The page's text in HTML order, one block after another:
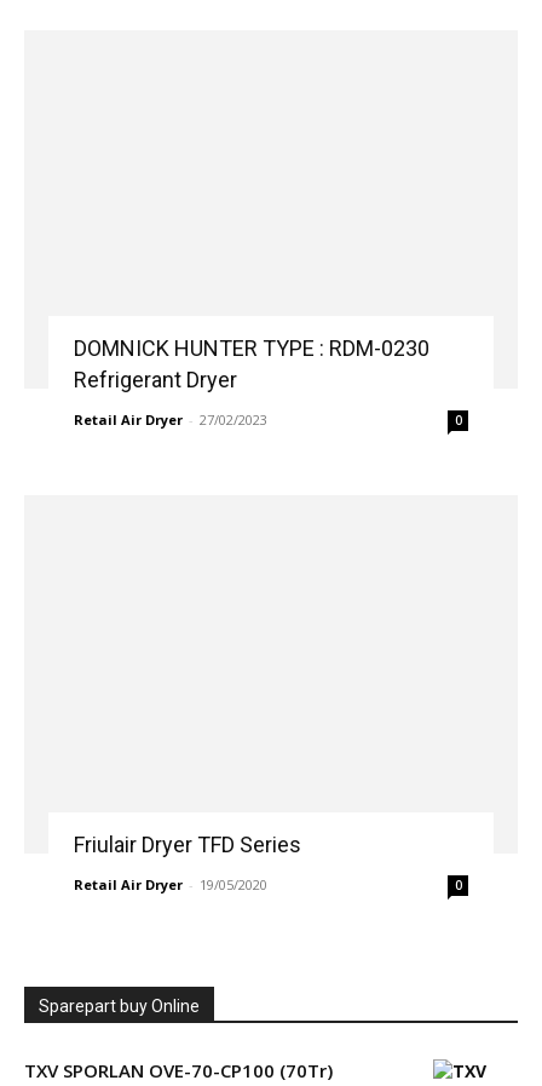
DOMNICK HUNTER TYPE : RDM-0230
Refrigerant Dryer
Retail Air Dryer - 27/02/2023 0
Friulair Dryer TFD Series
Retail Air Dryer - 19/05/2020 0
Sparepart buy Online
TXV SPORLAN OVE-70-CP100 (70Tr)